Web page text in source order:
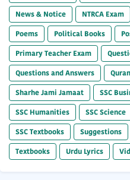
News & Notice
NTRCA Exam
Poems
Political Books
Primary Teacher Exam
Questions and Answers
Sharhe Jami Jamaat
SSC
SSC Humanities
SSC Science
SSC Textbooks
Suggestions
Textbooks
Urdu Lyrics